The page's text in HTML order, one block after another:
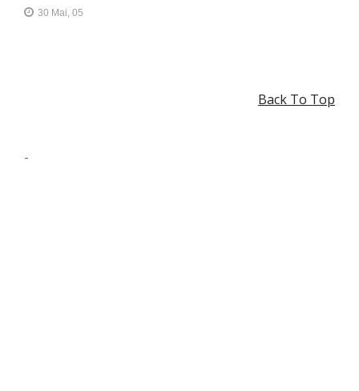
30 Mai, 05
Back To Top
-